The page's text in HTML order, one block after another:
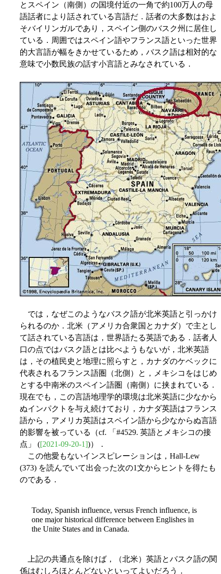
とスペイン（南側）の国境付近の一角で約100万人の母
語話者により話されている言語だ．話者の大多数はおよ
そバイリンガルであり，スペイン側のバスク州に居住し
ている．周囲ではスペイン語やフランス語といった世界
的大言語が幅をきかせているため，バスク語は相対的な
意味で小数民族の話す小言語とみなされている．
では，なぜこのようなバスク語が北米英語と引っかけ
られるのか．北米（アメリカ合衆国とカナダ）で主とし
て話されている言語は，世界語たる英語である．話者人
口の点ではバスク語とは比べようもないが，北米英語
は，その植民史と地理に照らすと，カナダのケベックに
代表されるフランス語圏（北側）と，メキシコをはじめ
とする中南米のスペイン語圏（南側）に挟まれている．
現在でも，この言語地理学的環境は北米英語に少なから
ぬインパクトを与え続けており，カナダ英語はフランス
語から，アメリカ英語はスペイン語から少なからぬ言語
的影響を被っている（cf. 「#4529. 英語とメキシコの接
点」 ([2021-09-20-1])）．
この他愛もないインスピレーションは，Hall-Lew
(373) を読んでいて出会った次の1文からヒントを得たも
のである．
Today, Spanish influence, versus French influence, is
one major historical difference between Englishes in
the Unite States and in Canada.
上記の共通点を除けば，（北米）英語とバスク語の関
係はむしろほとんどないといってよいだろう．